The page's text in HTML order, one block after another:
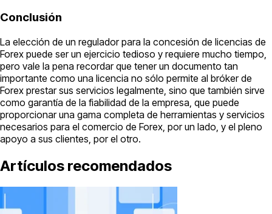
Conclusión
La elección de un regulador para la concesión de licencias de
Forex puede ser un ejercicio tedioso y requiere mucho tiempo,
pero vale la pena recordar que tener un documento tan
importante como una licencia no sólo permite al bróker de
Forex prestar sus servicios legalmente, sino que también sirve
como garantía de la fiabilidad de la empresa, que puede
proporcionar una gama completa de herramientas y servicios
necesarios para el comercio de Forex, por un lado, y el pleno
apoyo a sus clientes, por el otro.
Artículos recomendados